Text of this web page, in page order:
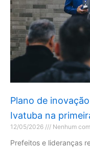
Plano de
Ivatuba na
12/05/2026 Nenhum
Prefeitos e lideranças